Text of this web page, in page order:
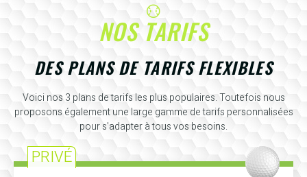
NOS TARIFS
DES PLANS DE TARIFS FLEXIBLES
Voici nos 3 plans de tarifs les plus populaires. Toutefois nous
proposons également une large gamme de tarifs personnalisées
pour s'adapter à tous vos besoins.
PRIVÉ